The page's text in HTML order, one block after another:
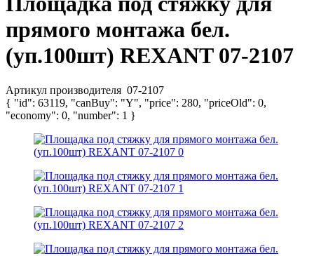
прямого монтажа бел.
(уп.100шт) REXANT 07-2107
Артикул производителя 07-2107
{ "id": 63119, "canBuy": "Y", "price": 280, "priceOld": 0,
"economy": 0, "number": 1 }